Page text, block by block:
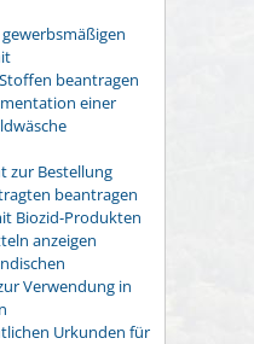
beantragen
einer
zur Bestellung
beantragen
Biozid-Produkten
anzeigen
Verwendung in
Urkunden für